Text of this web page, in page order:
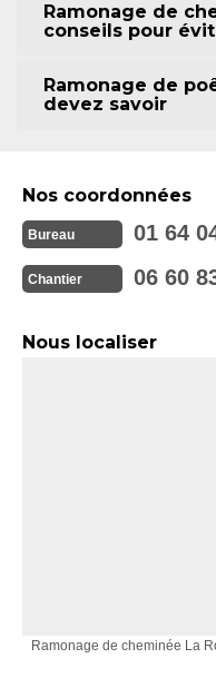
Ramonage de
conseils pour
Ramonage de
devez savoir
Nos coordonnées
Bureau 01 64
Chantier 06 60
Nous localiser
Ramonage de cheminée La